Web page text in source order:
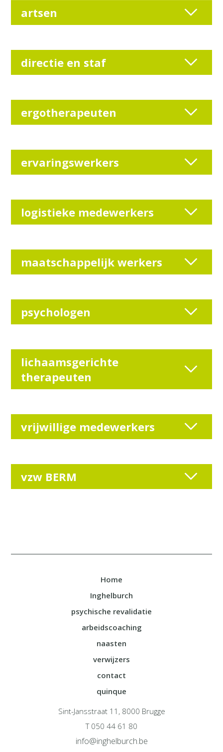
artsen
directie en staf
ergotherapeuten
ervaringswerkers
logistieke medewerkers
maatschappelijk werkers
psychologen
lichaamsgerichte
therapeuten
vrijwillige medewerkers
vzw BERM
Home
Inghelburch
psychische revalidatie
arbeidscoaching
naasten
verwijzers
contact
quinque
Sint-Jansstraat 11, 8000 Brugge
T 050 44 61 80
info@inghelburch.be